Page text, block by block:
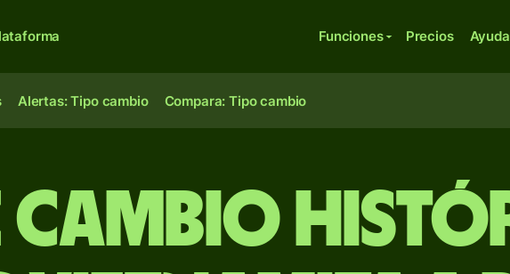
Funciones Precios Ayuda
Alertas: Tipo cambio Compara: Tipo cambio
Cambio